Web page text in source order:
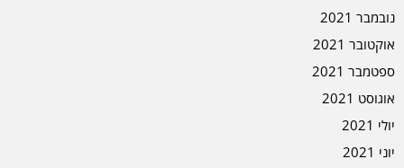
נובמבר 2021
אוקטובר 2021
ספטמבר 2021
אוגוסט 2021
יולי 2021
יוני 2021